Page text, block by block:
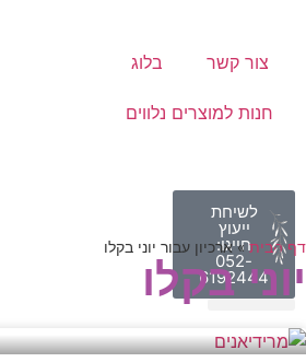
צור קשר בלוג
חנות למוצרים נלווים
לשיחת
ייעוץ
חייגו:
052-
6192444
דף הבית»ארכיון עבור יוני בקלו
יוני בקלו